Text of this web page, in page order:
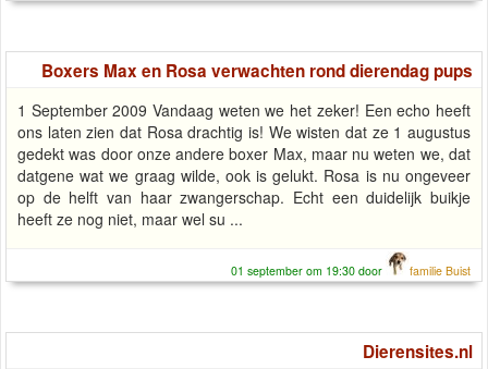
Boxers Max en Rosa verwachten rond dierendag pups
1 September 2009 Vandaag weten we het zeker! Een echo heeft
ons laten zien dat Rosa drachtig is! We wisten dat ze 1 augustus
gedekt was door onze andere boxer Max, maar nu weten we, dat
datgene wat we graag wilde, ook is gelukt. Rosa is nu ongeveer
op de helft van haar zwangerschap. Echt een duidelijk buikje
heeft ze nog niet, maar wel su ...
01 september om 19:30 door familie Buist
Dierensites.nl